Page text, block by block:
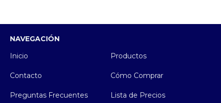
NAVEGACIÓN
Inicio
Productos
Contacto Cómo Comprar
Preguntas Frecuentes Lista de Precios